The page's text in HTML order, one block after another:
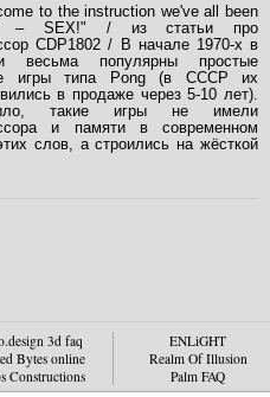
to the instruction we've all been
– SEX!" / из статьи про
CDP1802 / В начале 1970-х в
популярны простые
игры типа Pong (в СССР их
в продаже через 5-10 лет).
такие игры не имели
и памяти в современном
слов, а строились на жёсткой
3d faq
Bytes online
Constructions
ENLiGHT
Realm Of Illusion
Palm FAQ